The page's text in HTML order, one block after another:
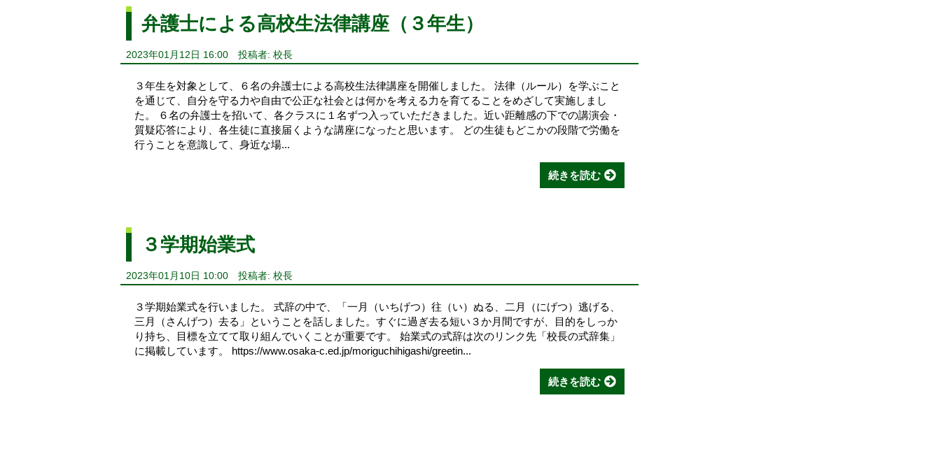
弁護士による高校生法律講座（３年生）
2023年01月12日 16:00 投稿者: 校長
３年生を対象として、６名の弁護士による高校生法律講座を開催しました。 法律（ルール）を学ぶこと
を通じて、自分を守る力や自由で公正な社会とは何かを考える力を育てることをめざして実施しまし
た。 ６名の弁護士を招いて、各クラスに１名ずつ入っていただきました。近い距離感の下での講演会・
質疑応答により、各生徒に直接届くような講座になったと思います。 どの生徒もどこかの段階で労働を
行うことを意識して、身近な場...
続きを読む
３学期始業式
2023年01月10日 10:00 投稿者: 校長
３学期始業式を行いました。 式辞の中で、「一月（いちげつ）往（い）ぬる、二月（にげつ）逃げる、
三月（さんげつ）去る」ということを話しました。すぐに過ぎ去る短い３か月間ですが、目的をしっか
り持ち、目標を立てて取り組んでいくことが重要です。 始業式の式辞は次のリンク先「校長の式辞集」
に掲載しています。 https://www.osaka-c.ed.jp/moriguchihigashi/greetin...
続きを読む